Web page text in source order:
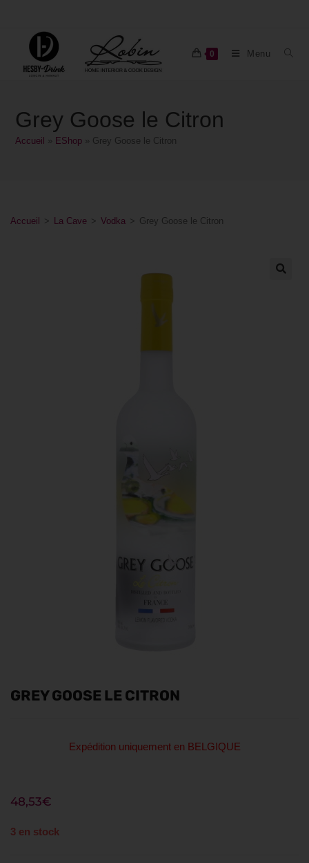
0 Menu
Grey Goose le Citron
Accueil EShop Grey Goose le Citron
Accueil > La Cave > Vodka > Grey Goose le Citron
GREY GOOSE LE CITRON
Expédition uniquement en BELGIQUE
48,53€
3 en stock